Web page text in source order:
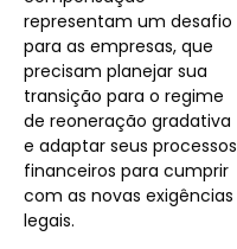
representam um desafio
para as empresas, que
precisam planejar sua
transição para o regime
de reoneração gradativa
e adaptar seus processos
financeiros para cumprir
com as novas exigências
legais.